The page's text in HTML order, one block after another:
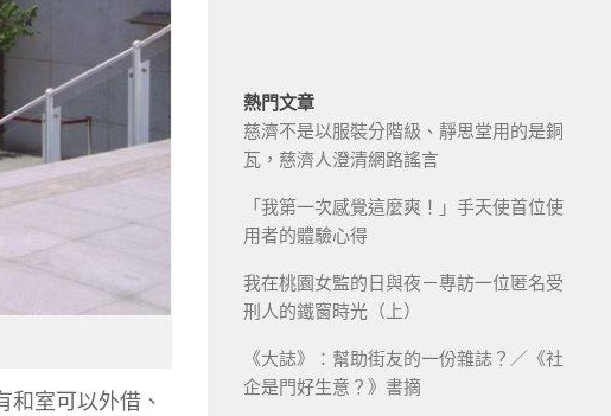
和室可以外借、
熱門文章
慈濟不是以服裝分階級、靜思堂用的是銅
瓦，慈濟人澄清網路謠言
「我第一次感覺這麼爽！」手天使首位使
用者的體驗心得
我在桃園女監的日與夜－專訪一位匿名受
刑人的鐵窗時光（上）
《大誌》：幫助街友的一份雜誌？／《社
企是門好生意？》書摘